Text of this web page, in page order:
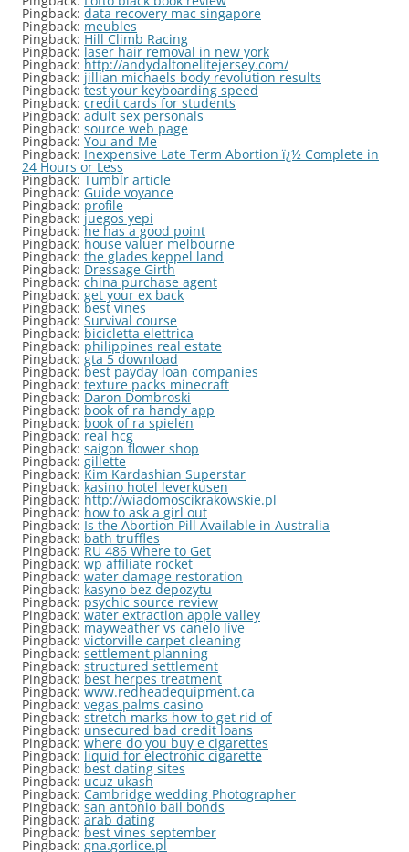
Pingback: data recovery mac singapore
Pingback: meubles
Pingback: Hill Climb Racing
Pingback: laser hair removal in new york
Pingback: http://andydaltonelitejersey.com/
Pingback: jillian michaels body revolution results
Pingback:test your keyboarding speed
Pingback: credit cards for students
Pingback: adult sex personals
Pingback: source web page
Pingback: You and Me
Pingback: Inexpensive Late Term Abortion ï¿½ Complete in
24 Hours or Less
Pingback:Tumblr article
Pingback: Guide voyance
Pingback: profile
Pingback: juegos yepi
Pingback:he has a good point
Pingback: house valuer melbourne
Pingback: the glades keppel land
Pingback: Dressage Girth
Pingback: china purchase agent
Pingback: get your ex back
Pingback: best vines
Pingback: Survival course
Pingback: bicicletta elettrica
Pingback: philippines real estate
Pingback: gta 5 download
Pingback: best payday loan companies
Pingback: texture packs minecraft
Pingback: Daron Dombroski
Pingback: book of ra handy app
Pingback: book of ra spielen
Pingback: real hcg
Pingback: saigon flower shop
Pingback: gillette
Pingback: Kim Kardashian Superstar
Pingback: kasino hotel leverkusen
Pingback: http://wiadomoscikrakowskie.pl
Pingback: how to ask a girl out
Pingback: Is the Abortion Pill Available in Australia
Pingback: bath truffles
Pingback: RU 486 Where to Get
Pingback: wp affiliate rocket
Pingback: water damage restoration
Pingback: kasyno bez depozytu
Pingback: psychic source review
Pingback: water extraction apple valley
Pingback: mayweather vs canelo live
Pingback: victorville carpet cleaning
Pingback: settlement planning
Pingback: structured settlement
Pingback: best herpes treatment
Pingback: www.redheadequipment.ca
Pingback: vegas palms casino
Pingback: stretch marks how to get rid of
Pingback: unsecured bad credit loans
Pingback: where do you buy e cigarettes
Pingback: liquid for electronic cigarette
Pingback: best dating sites
Pingback: ucuz ukash
Pingback: Cambridge wedding Photographer
Pingback: san antonio bail bonds
Pingback: arab dating
Pingback: best vines september
Pingback: gna.gorlice.pl